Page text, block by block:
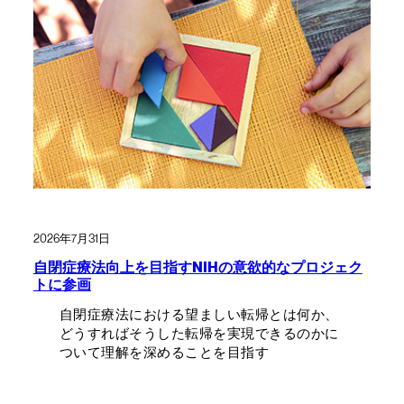
2026年7月31日
自閉症療法向上を目指すNIHの意欲的なプロジェク
トに参画
自閉症療法における望ましい転帰とは何か、
どうすればそうした転帰を実現できるのかに
ついて理解を深めることを目指す